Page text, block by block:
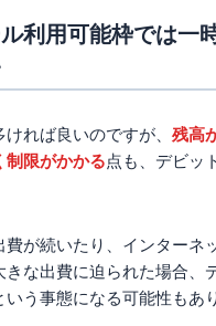
利用可能枠では一
れば良いのですが、 残高
制限がかかる点も、デビッ
費が続いたり、インターネ
きな出費に迫られた場合、
う事態になる可能性もあ